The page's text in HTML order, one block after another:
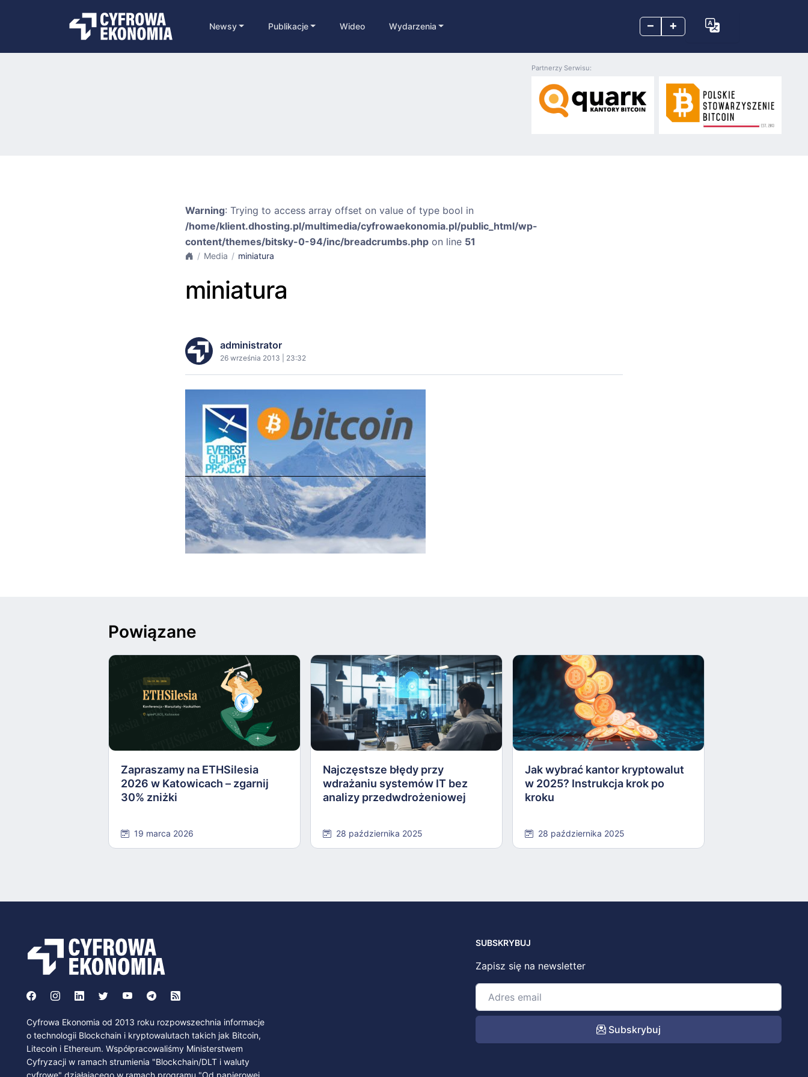
– +
Newsy Publikacje Wideo Wydarzenia
Partnerzy Serwisu:
Warning: Trying to access array offset on value of type bool in
/home/klient.dhosting.pl/multimedia/cyfrowaekonomia.pl/public_html/wp-
content/themes/bitsky-0-94/inc/breadcrumbs.php on line 51
Media miniatura
miniatura
administrator
26 września 2013 | 23:32
Powiązane
Zapraszamy na ETHSilesia
2026 w Katowicach – zgarnij
30% zniżki
19 marca 2026
Najczęstsze błędy przy
wdrażaniu systemów IT bez
analizy przedwdrożeniowej
28 października 2025
Jak wybrać kantor kryptowalut
w 2025? Instrukcja krok po
kroku
28 października 2025
Cyfrowa Ekonomia od 2013 roku rozpowszechnia informacje
o technologii Blockchain i kryptowalutach takich jak Bitcoin,
Litecoin i Ethereum. Współpracowaliśmy Ministerstwem
Cyfryzacji w ramach strumienia "Blockchain/DLT i waluty
cyfrowe" działającego w ramach programu "Od papierowej
SUBSKRYBUJ
Zapisz się na newsletter
Subskrybuj